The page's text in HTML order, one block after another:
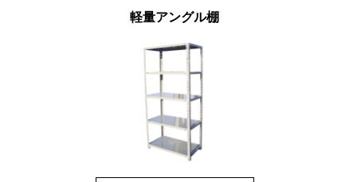
軽量アングル棚